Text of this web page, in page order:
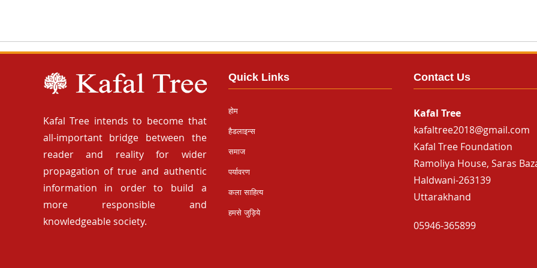
Kafal Tree intends to become that
all-important bridge between the
reader and reality for wider
propagation of true and authentic
information in order to build a
more responsible and
knowledgeable society.
Quick Links
होम
हैडलाइन्स
समाज
पर्यावरण
कला साहित्य
हमसे जुड़िये
Contact Us
Kafal Tree
kafaltree2018@gmail.com
Kafal Tree Foundation
Ramoliya House, Saras
Haldwani-263139
Uttarakhand
05946-365899